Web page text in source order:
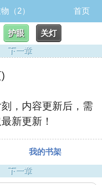
（2） 首页
护眼
关灯
下一章
，内容更新后，需
新更新！
我的书架
下一章